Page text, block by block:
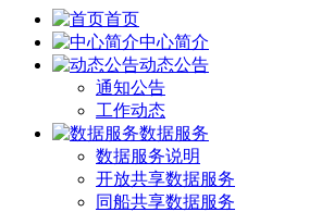
首页
中心简介
动态公告
通知公告
工作动态
数据服务
数据服务说明
开放共享数据服务
同船共享数据服务